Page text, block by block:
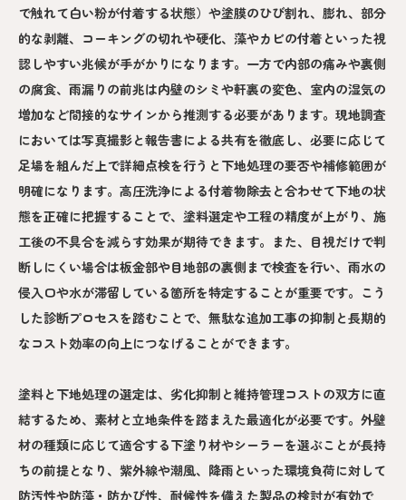
で触れて白い粉が付着する状態）や塗膜のひび割れ、膨れ、部分
的な剥離、コーキングの切れや硬化、藻やカビの付着といった視
認しやすい兆候が手がかりになります。一方で内部の痛みや裏側
の腐食、雨漏りの前兆は内壁のシミや軒裏の変色、室内の湿気の
増加など間接的なサインから推測する必要があります。現地調査
においては写真撮影と報告書による共有を徹底し、必要に応じて
足場を組んだ上で詳細点検を行うと下地処理の要否や補修範囲が
明確になります。高圧洗浄による付着物除去と合わせて下地の状
態を正確に把握することで、塗料選定や工程の精度が上がり、施
工後の不具合を減らす効果が期待できます。また、目視だけで判
断しにくい場合は板金部や目地部の裏側まで検査を行い、雨水の
侵入口や水が滞留している箇所を特定することが重要です。こう
した診断プロセスを踏むことで、無駄な追加工事の抑制と長期的
なコスト効率の向上につなげることができます。
塗料と下地処理の選定は、劣化抑制と維持管理コストの双方に直
結するため、素材と立地条件を踏まえた最適化が必要です。外壁
材の種類に応じて適合する下塗り材やシーラーを選ぶことが長持
ちの前提となり、紫外線や潮風、降雨といった環境負荷に対して
防汚性や防藻・防かび性、耐候性を備えた製品の検討が有効で